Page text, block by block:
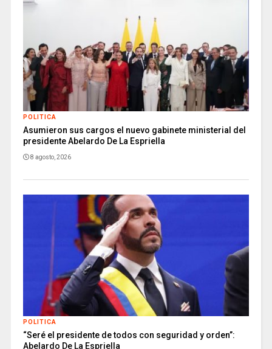
POLITICA
Asumieron sus cargos el nuevo gabinete ministerial del
presidente Abelardo De La Espriella
8 agosto, 2026
POLITICA
“Seré el presidente de todos con seguridad y orden”:
Abelardo De La Espriella